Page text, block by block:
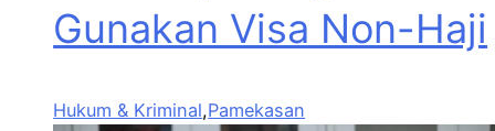
Gunakan Visa Non-Haji
Hukum & Kriminal,Pamekasan